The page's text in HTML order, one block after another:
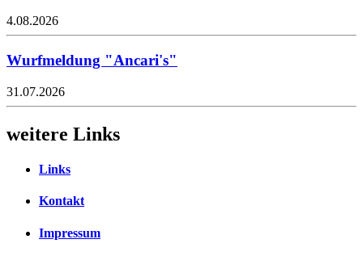
4.08.2026
Wurfmeldung "Ancari's"
31.07.2026
weitere Links
Links
Kontakt
Impressum